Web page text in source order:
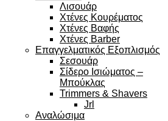
Λισουάρ
Χτένες Κουρέματος
Χτένες Βαφής
Χτένες Barber
Επαγγελματικός Εξοπλισμός
Σεσουάρ
Σίδερο Ισιώματος –
Μπούκλας
Trimmers & Shavers
Jrl
Αναλώσιμα